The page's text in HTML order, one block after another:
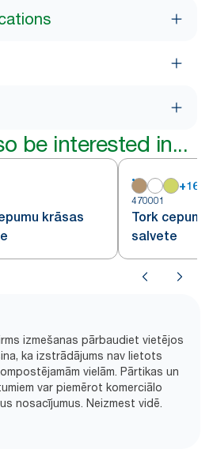
be interested in...
krāsas
+16
470001
Tork
salvete
izmešanas pārbaudiet vietējos
ka izstrādājums nav lietots
vielām. Pārtikas un
var piemērot komerciālo
nosacījumus. Neizmest vidē.